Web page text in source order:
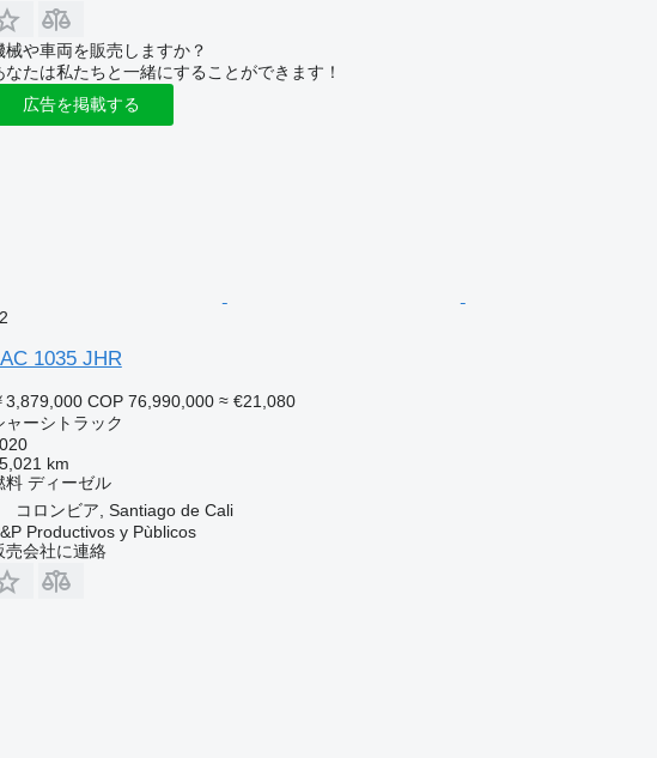
械や車両を販売しますか？
なたは私たちと一緒にすることができます！
広告を掲載する
1035 JHR
3,879,000 COP 76,990,000 ≈ €21,080
ャーシトラック
km
料 ディーゼル
コロンビア, Santiago de Cali
Productivos y Pùblicos
売会社に連絡